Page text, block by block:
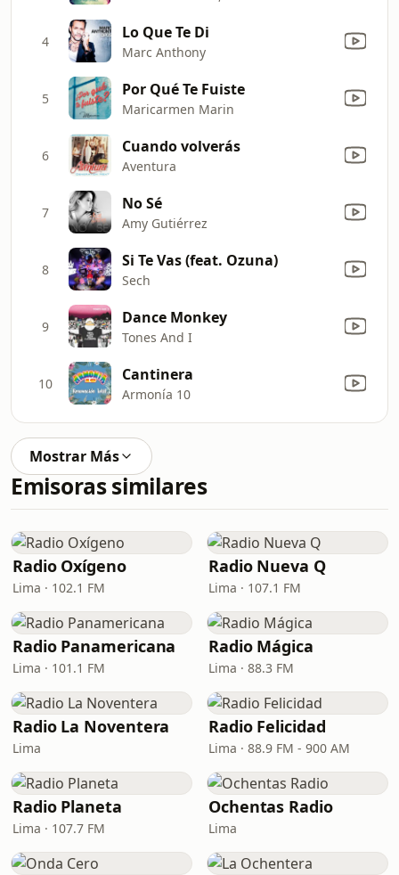
4 Lo Que Te Di
Marc Anthony
5 Por Qué Te Fuiste
Maricarmen Marin
6 Cuando volverás
Aventura
7 No Sé
Amy Gutiérrez
8 Si Te Vas (feat. Ozuna)
Sech
9 Dance Monkey
Tones And I
10 Cantinera
Armonía 10
Mostrar Más
Emisoras similares
Radio Oxígeno
Lima · 102.1 FM
Radio Nueva Q
Lima · 107.1 FM
Radio Panamericana
Lima · 101.1 FM
Radio Mágica
Lima · 88.3 FM
Radio La Noventera
Lima
Radio Felicidad
Lima · 88.9 FM - 900 AM
Radio Planeta
Lima · 107.7 FM
Ochentas Radio
Lima